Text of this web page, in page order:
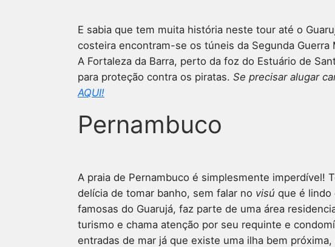
E sabia que tem muita história neste tour até o
costeira encontram-se os túneis da Segunda Guerra
A Fortaleza da Barra, perto da foz do Estuário de
para proteção contra os piratas. Se precisar alugar
AQUI!
Pernambuco
A praia de Pernambuco é simplesmente imperdível!
delícia de tomar banho, sem falar no visú que é lindo
famosas do Guarujá, faz parte de uma área
turismo e chama atenção por seu requinte e
entradas de mar já que existe uma ilha bem